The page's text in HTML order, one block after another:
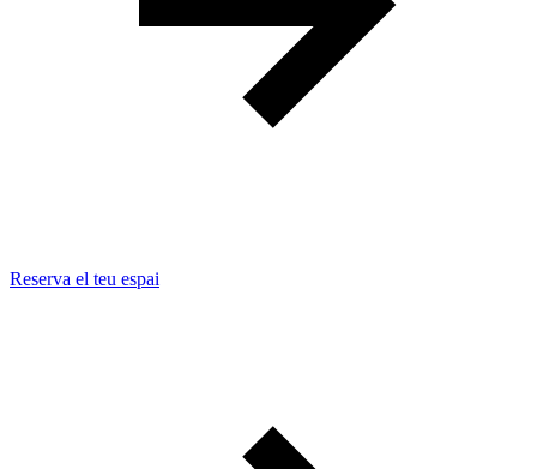
Reserva el teu espai